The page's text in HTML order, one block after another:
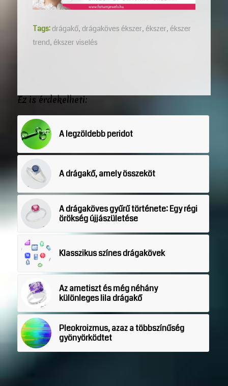
Tags: drágakő, drágaköves ékszer, ékszer, ékszer
trend, ékszer viselés
Ez is érdekelheti:
A legzöldebb peridot
A drágakő, amely összeköt
A drágaköves gyűrű története: Egy régi
örökség újjászületése
Klasszikus színes drágakövek
Az ametiszt és még néhány
különleges lila drágakő
Pleokroizmus, azaz a többszínűség
gyönyörködtet